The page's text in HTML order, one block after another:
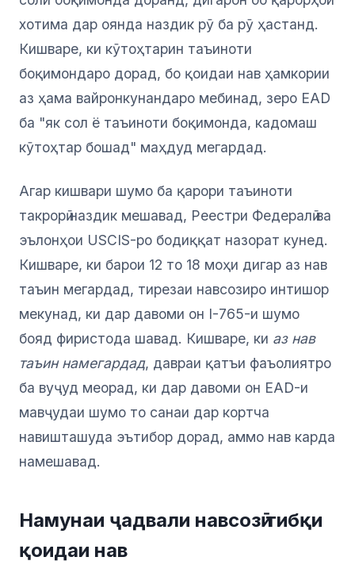
хотима дар оянда наздик рӯ ба рӯ ҳастанд.
Кишваре, ки кӯтоҳтарин таъиноти
боқимондаро дорад, бо қоидаи нав ҳамкории
аз ҳама вайронкунандаро мебинад, зеро EAD
ба "як сол ё таъиноти боқимонда, кадомаш
кӯтоҳтар бошад" маҳдуд мегардад.
Агар кишвари шумо ба қарори таъиноти
такрорӣ наздик мешавад, Реестри Федералӣ ва
эълонҳои USCIS-ро бодиққат назорат кунед.
Кишваре, ки барои 12 то 18 моҳи дигар аз нав
таъин мегардад, тирезаи навсозиро интишор
мекунад, ки дар давоми он I-765-и шумо
бояд фиристода шавад. Кишваре, ки аз нав
таъин намегардад, давраи қатъи фаъолиятро
ба вуҷуд меорад, ки дар давоми он EAD-и
мавҷудаи шумо то санаи дар кортча
навишташуда эътибор дорад, аммо нав карда
намешавад.
Намунаи ҷадвали навсозӣ тибқи
қоидаи нав